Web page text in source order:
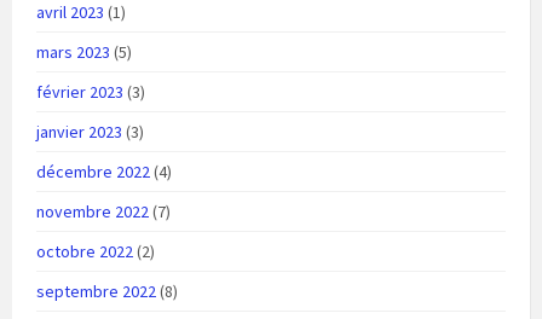
avril 2023 (1)
mars 2023 (5)
février 2023 (3)
janvier 2023 (3)
décembre 2022(4)
novembre 2022(7)
octobre 2022(2)
septembre 2022(8)